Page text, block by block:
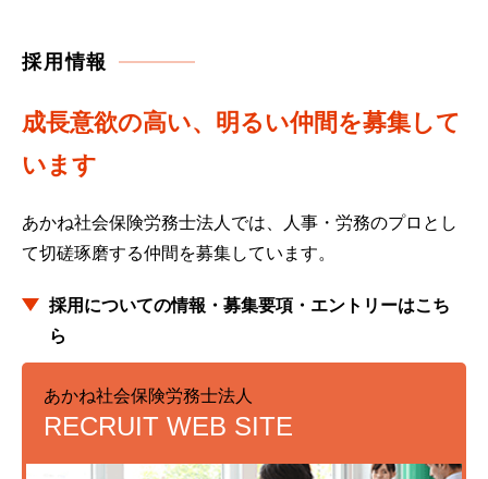
採用情報
成長意欲の高い、明るい仲間を募集して
います
あかね社会保険労務士法人では、人事・労務のプロとし
て切磋琢磨する仲間を募集しています。
採用についての情報・募集要項・エントリーはこち
ら
あかね社会保険労務士法人
RECRUIT WEB SITE